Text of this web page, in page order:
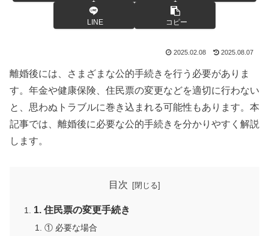
LINE コピー
2025.02.08 2025.08.07
離婚後には、さまざまな公的手続きを行う必要がありま
す。年金や健康保険、住民票の変更などを適切に行わない
と、思わぬトラブルに巻き込まれる可能性もあります。本
記事では、離婚後に必要な公的手続きを分かりやすく解説
します。
目次
1. 住民票の変更手続き
① 必要な場合